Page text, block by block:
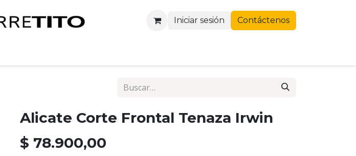
Iniciar sesión Contáctenos
Alicate Corte Frontal Tenaza Irwin
$ 78.900,00